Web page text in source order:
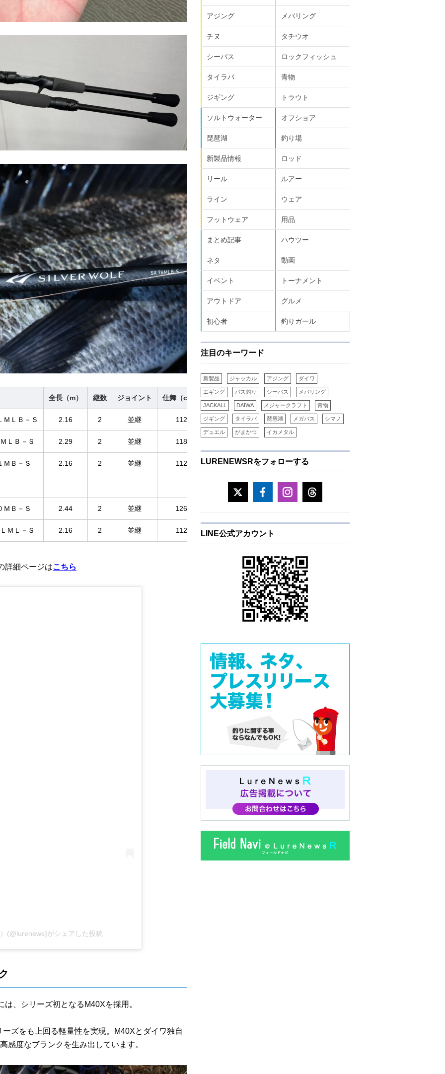
全長（m） 継数 ジョイント 仕舞（cm） 自重（ｇ） 先径/元径（mm） 穂先タイプ
ＬＢ－Ｓ 2.16 2 並継 112 82 1.3/12.7 MEGATOP R
ＬＢ－Ｓ 2.29 2 並継 118
Ｂ－Ｓ 2.16 2 並継 112 88 1.3/12.7
Ｂ－Ｓ 2.44 2 並継 126
ＭＬ－Ｓ 2.16 2 並継 112 75
詳細ページはこちら
(@lurenews)がシェアした投稿
は、シリーズ初となるM40Xを採用。
ズをも上回る軽量性を実現。M40Xとダイワ独自
感度なブランクを生み出しています。
アジング メバリング
チヌ タチウオ
シーバス ロックフィッシュ
タイラバ 青物
ジギング トラウト
ソルトウォーター オフショア
琵琶湖 釣り場
新製品情報 ロッド
リール ルアー
ライン ウェア
フットウェア 用品
まとめ記事 ハウツー
ネタ 動画
イベント トーナメント
アウトドア グルメ
初心者 釣りガール
注目のキーワード
新製品 ジャッカル アジング ダイワ
エギング バス釣り シーバス メバリング
JACKALL DAIWA メジャークラフト 青物
ジギング タイラバ 琵琶湖 メガバス シマノ
デュエル がまかつ イカメタル
LURENEWSRをフォローする
LINE公式アカウント